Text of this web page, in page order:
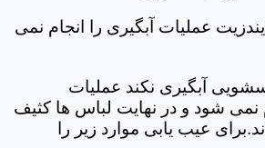
عملیات آبگیری را انجام نمی
آبگیری نکند عملیات
شود و در نهایت لباس ها کثیف
عیب یابی موارد زیر را